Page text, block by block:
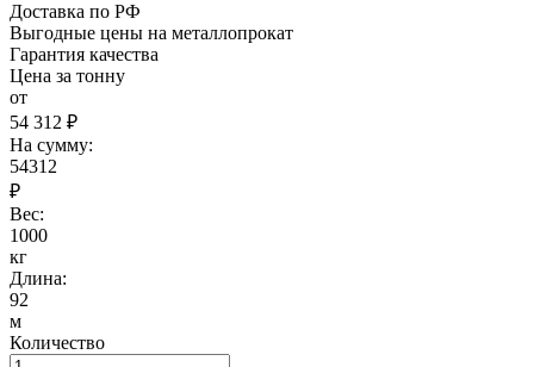
Доставка по РФ
Выгодные цены на металлопрокат
Гарантия качества
Цена за тонну
от
54 312 ₽
На сумму:
54312
₽
Вес:
1000
кг
Длина:
92
м
Количество